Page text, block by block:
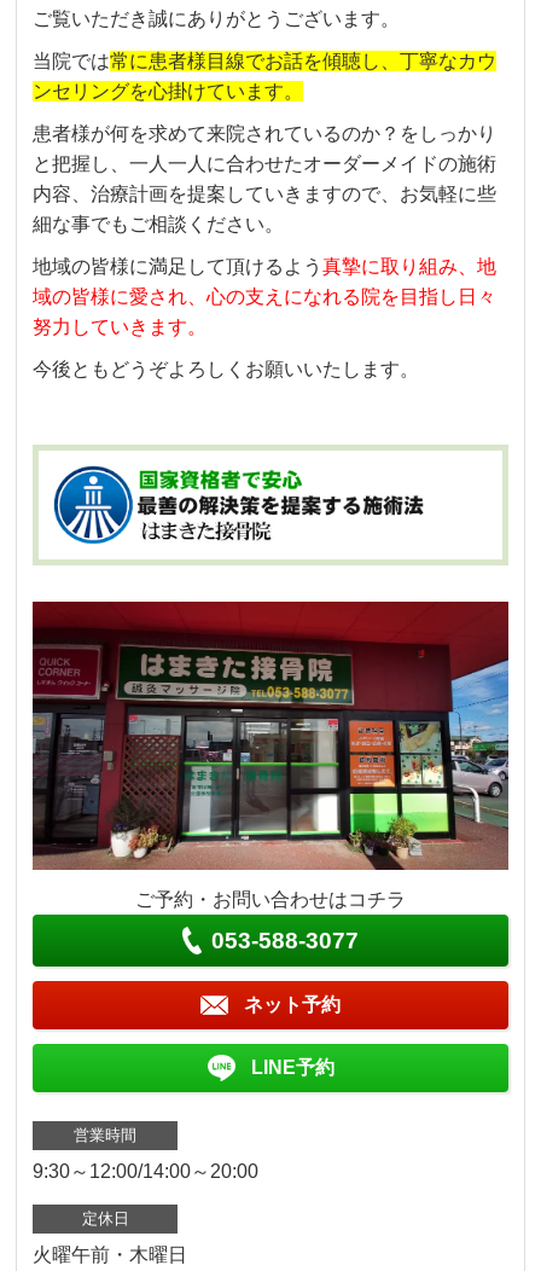
ご覧いただき誠にありがとうございます。
当院では常に患者様目線でお話を傾聴し、丁寧なカウ
ンセリングを心掛けています。
患者様が何を求めて来院されているのか？をしっかり
と把握し、一人一人に合わせたオーダーメイドの施術
内容、治療計画を提案していきますので、 お気軽に些
細な事でもご相談ください。
地域の皆様に満足して頂けるよう真摯に取り組み、地
域の皆様に愛され、心の支えになれる院を目指し日々
努力していきます。
今後ともどうぞよろしくお願いいたします。
ご予約・お問い合わせはコチラ
053-588-3077
ネット予約
LINE予約
営業時間
9:30～12:00/14:00～20:00
定休日
火曜午前・木曜日